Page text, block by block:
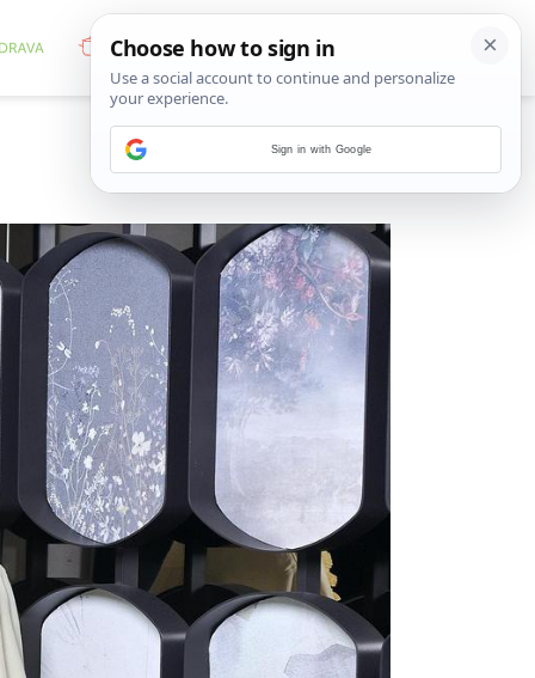
Sign in with Google